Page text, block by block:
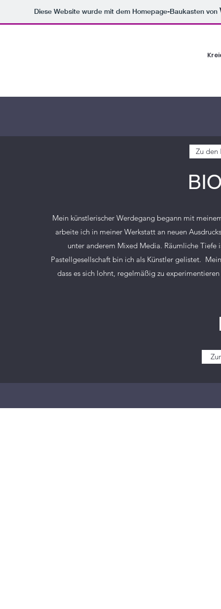
Diese Website wurde mit dem Homepage-Baukasten von
CHRISTIAN MAI - Nature Art -
Zu den
Mein künstlerischer Werdegang begann mit
arbeite ich in meiner Werkstatt an neuen
unter anderem Mixed Media. Räumliche
Pastellgesellschaft bin ich als Künstler gelistet.
dass es sich lohnt, regelmäßig zu